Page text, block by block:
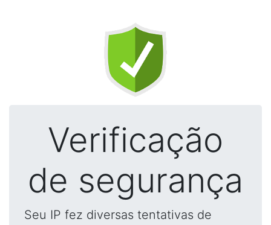
Verificação
de segurança
Seu IP fez diversas tentativas de